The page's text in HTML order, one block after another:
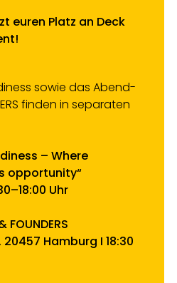
euren Platz an Deck
sowie das Abend-
finden in separaten
– Where
opportunity“
Uhr
FOUNDERS
Hamburg I 18:30